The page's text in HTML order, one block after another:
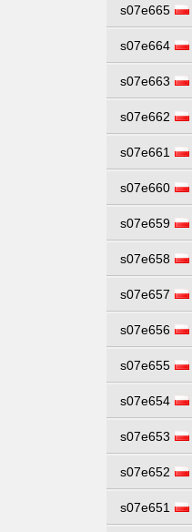
s07e665
s07e664
s07e663
s07e662
s07e661
s07e660
s07e659
s07e658
s07e657
s07e656
s07e655
s07e654
s07e653
s07e652
s07e651